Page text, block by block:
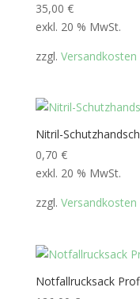
35,00 €
exkl. 20 % MwSt.
zzgl. Versandkosten
Nitril-
0,70 €
exkl. 20 % MwSt.
zzgl. Versandkosten
Notfallrucksack